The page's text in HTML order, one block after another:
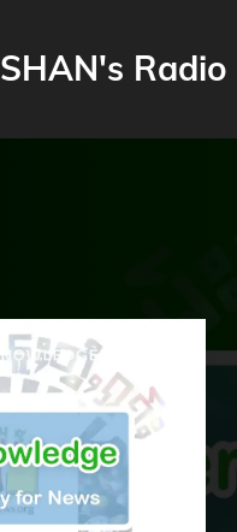
SHAN's Radio